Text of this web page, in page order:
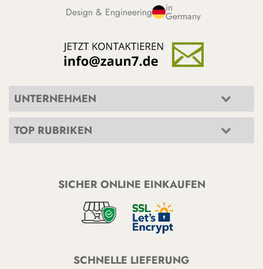
Design & Engineering in
Germany
UNTERNEHMEN
TOP RUBRIKEN
SICHER ONLINE EINKAUFEN
SCHNELLE LIEFERUNG